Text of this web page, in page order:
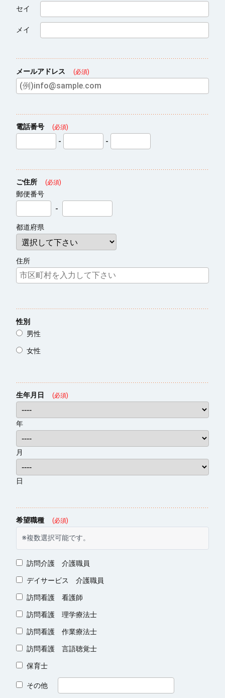
セイ
メイ
メールアドレス (必須)
電話番号 (必須)
- -
ご住所 (必須)
郵便番号
-
都道府県
住所
性別
男性
女性
生年月日 (必須)
年
月
日
希望職種 (必須)
※複数選択可能です。
訪問介護 介護職員
デイサービス 介護職員
訪問看護 看護師
訪問看護 理学療法士
訪問看護 作業療法士
訪問看護 言語聴覚士
保育士
その他